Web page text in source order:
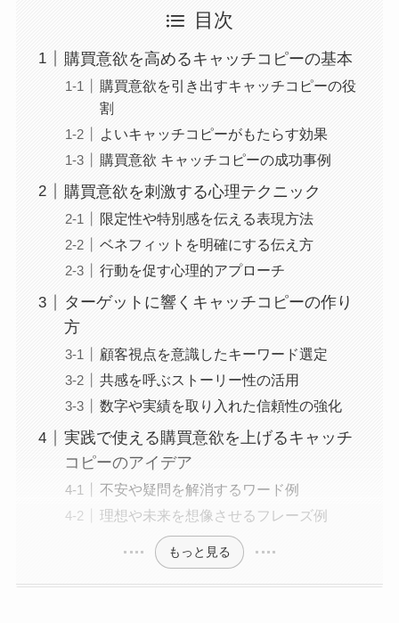
目次
購買意欲を高めるキャッチコピーの基本
購買意欲を引き出すキャッチコピーの役
割
よいキャッチコピーがもたらす効果
購買意欲 キャッチコピーの成功事例
購買意欲を刺激する心理テクニック
限定性や特別感を伝える表現方法
ベネフィットを明確にする伝え方
行動を促す心理的アプローチ
ターゲットに響くキャッチコピーの作り
方
顧客視点を意識したキーワード選定
共感を呼ぶストーリー性の活用
数字や実績を取り入れた信頼性の強化
実践で使える購買意欲を上げるキャッチ
コピーのアイデア
不安や疑問を解消するワード例
理想や未来を想像させるフレーズ例
もっと見る